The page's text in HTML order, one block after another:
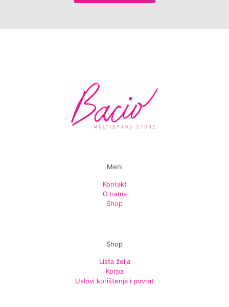
Meni
Kontakt
O nama
Shop
Shop
Lista želja
Korpa
Uslovi korištenja i povrat